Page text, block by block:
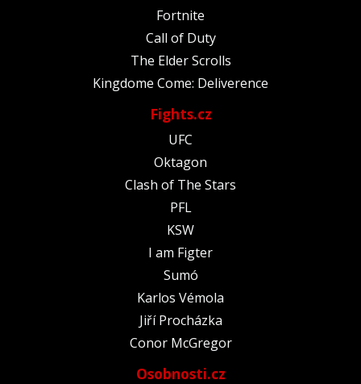
Fortnite
Call of Duty
The Elder Scrolls
Kingdome Come: Deliverence
Fights.cz
UFC
Oktagon
Clash of The Stars
PFL
KSW
I am Figter
Sumó
Karlos Vémola
Jiří Procházka
Conor McGregor
Osobnosti.cz